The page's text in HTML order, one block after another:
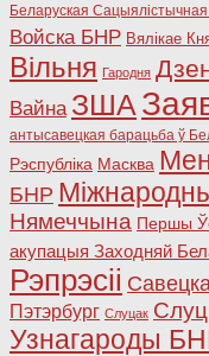
Беларуская
Войска БНР Вялікае
Вільня Гародня
Вайна ЗША
антысавецкая барацьба ў
Рэспубліка Масква
БНР
Нямеччына Першы
акупацыя Заходняй
Рэпрэсіі
Пэтэрбург Слуцак
Узнагароды